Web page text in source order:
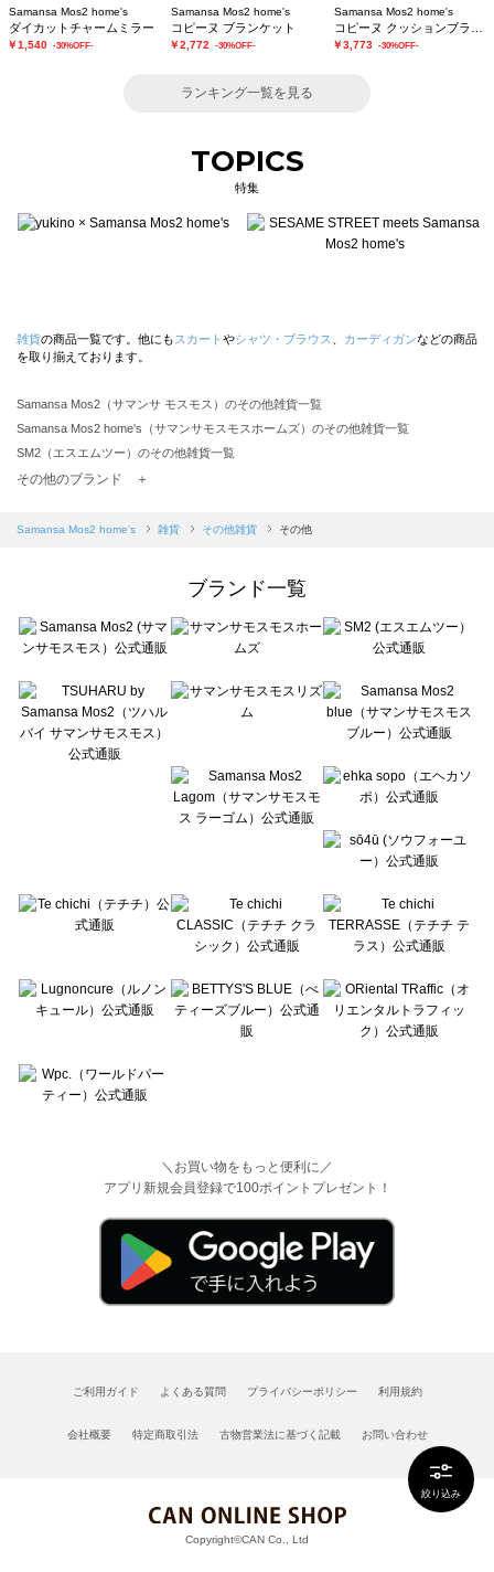
絞り込み
Samansa Mos2 home's
ダイカットチャームミラー
￥1,540 -30%OFF-
Samansa Mos2 home's
コピーヌ ブランケット
￥2,772 -30%OFF-
Samansa Mos2 home's
￥3,773 -30%OFF-
ランキング一覧を見る
TOPICS
特集
雑貨の商品一覧です。他にも スカート やシャツ・ブラウス カーディガンなどの商品
を取り揃えております。
Samansa Mos2（サマンサ モスモス）のその他雑貨一覧
Samansa Mos2 home's（サマンサモスモスホームズ）のその他雑貨一覧
SM2（エスエムツー）のその他雑貨一覧
TSUHARU by Samansa Mos2（ツハルバイサマンサモスモス）のその他雑貨一覧
Samansa Mos2 blue（サマンサモスモス ブルー）のその他雑貨一覧
sō4ū（ソウフォーユー）のその他雑貨一覧
Te chichi（テチチ）のその他雑貨一覧
Te chichi CLASSIC（テチチ クラシック）のその他雑貨一覧
Lugnoncure（ルノンキュール）のその他雑貨一覧
BETTY'S BLUE（べティーズブルー）のその他雑貨一覧
Wpc.（ワールドパーティー）のその他雑貨一覧
その他のブランド ＋
Samansa Mos2 home's 雑貨 その他雑貨 その他
ブランド一覧
＼お買い物をもっと便利に／
アプリ新規会員登録で100ポイントプレゼント！
ご利用ガイド よくある質問 プライバシーポリシー 利用規約
会社概要 特定商取引法 古物営業法に基づく記載 お問い合わせ
Copyright©CAN Co., Ltd